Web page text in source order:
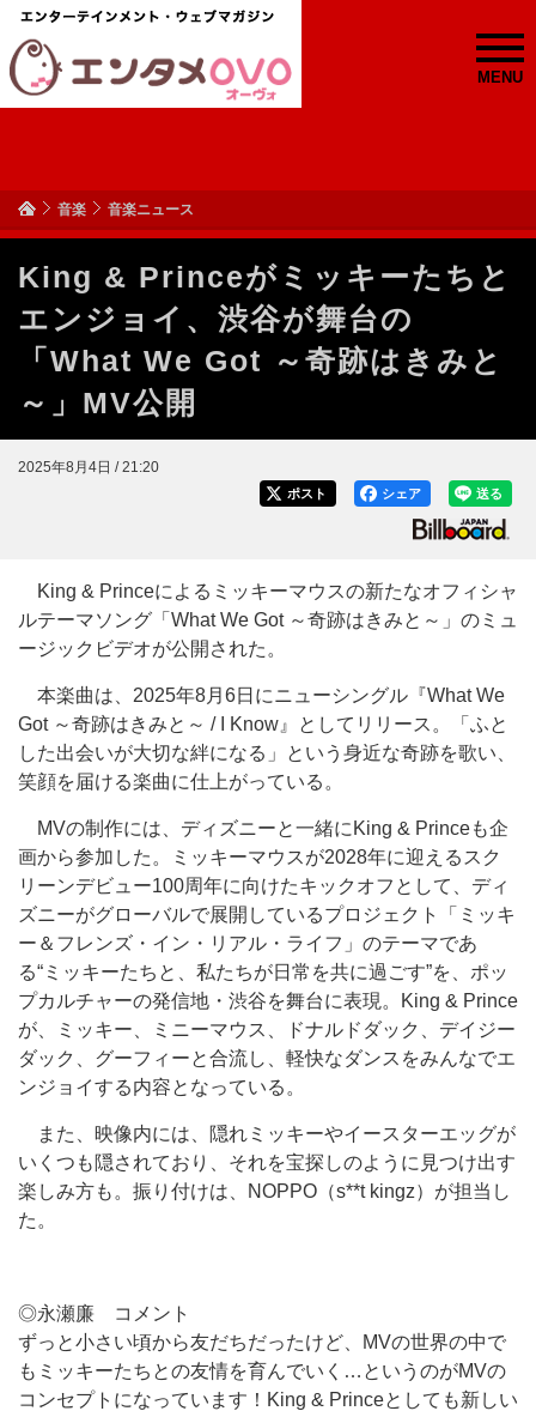
MENU
音楽 音楽ニュース
King & Princeがミッキーたちと
エンジョイ、渋谷が舞台の
「What We Got ～奇跡はきみと
～」MV公開
2025年8月4日 / 21:20
送る
シェア
ポスト
King & Princeによるミッキーマウスの新たなオフィシャ
ルテーマソング「What We Got ～奇跡はきみと～」のミュ
ージックビデオが公開された。
本楽曲は、2025年8月6日にニューシングル『What We
Got ～奇跡はきみと～ / I Know』としてリリース。「ふと
した出会いが大切な絆になる」という身近な奇跡を歌い、
笑顔を届ける楽曲に仕上がっている。
MVの制作には、ディズニーと一緒にKing & Princeも企
画から参加した。ミッキーマウスが2028年に迎えるスク
リーンデビュー100周年に向けたキックオフとして、ディ
ズニーがグローバルで展開しているプロジェクト「ミッキ
ー＆フレンズ・イン・リアル・ライフ」のテーマであ
る“ミッキーたちと、私たちが日常を共に過ごす”を、ポッ
プカルチャーの発信地・渋谷を舞台に表現。King & Prince
が、ミッキー、ミニーマウス、ドナルドダック、デイジー
ダック、グーフィーと合流し、軽快なダンスをみんなでエ
ンジョイする内容となっている。
また、映像内には、隠れミッキーやイースターエッグが
いくつも隠されており、それを宝探しのように見つけ出す
楽しみ方も。振り付けは、NOPPO（s**t kingz）が担当し
た。
◎永瀬廉 コメント
ずっと小さい頃から友だちだったけど、MVの世界の中で
もミッキーたちとの友情を育んでいく…というのがMVの
コンセプトになっています！King & Princeとしても新しい